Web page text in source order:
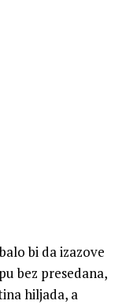
bi da izazove
bez presedana,
hiljada, a